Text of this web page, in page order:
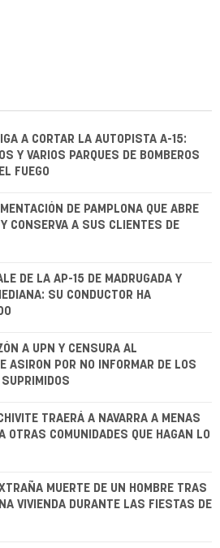
A CORTAR LA AUTOPISTA A-15:
Y VARIOS PARQUES DE BOMBEROS
FUEGO
DE PAMPLONA QUE ABRE
CONSERVA A SUS CLIENTES DE
DE LA AP-15 DE MADRUGADA Y
SU CONDUCTOR HA
A UPN Y CENSURA AL
ASIRON POR NO INFORMAR DE LOS
TRAERÁ A NAVARRA A MENAS
OTRAS COMUNIDADES QUE HAGAN LO
MUERTE DE UN HOMBRE TRAS
VIVIENDA DURANTE LAS FIESTAS DE